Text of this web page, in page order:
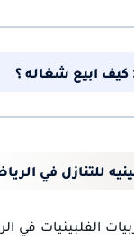
كيف ابيع شغاله ؟
للتنازل في
الفلبينيات في